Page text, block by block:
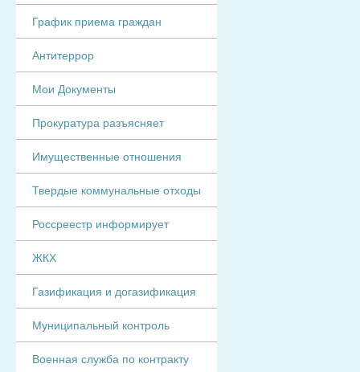
График приема граждан
Антитеррор
Мои Документы
Прокуратура разъясняет
Имущественные отношения
Твердые коммунальные отходы
Россреестр информирует
ЖКХ
Газификация и догазификация
Муниципальный контроль
Военная служба по контракту